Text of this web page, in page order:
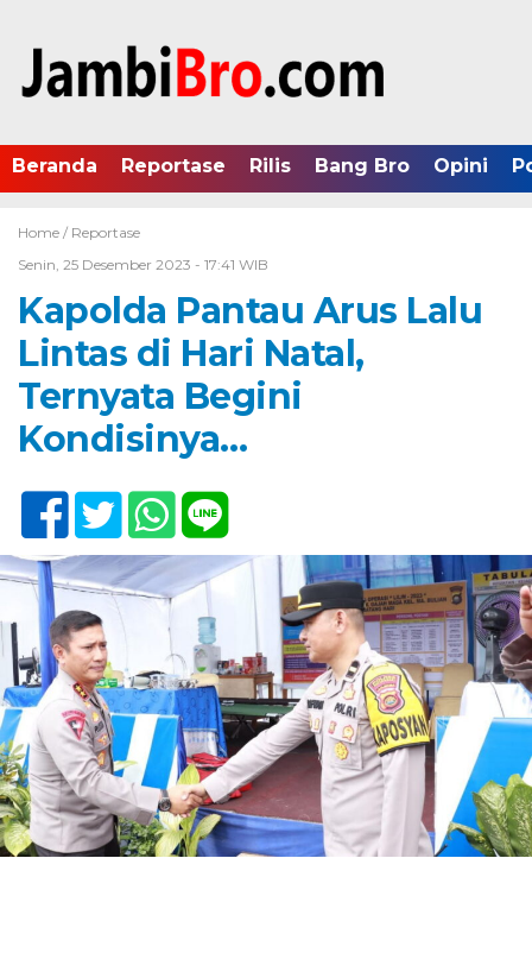
Beranda Reportase Rilis Bang Bro Opini
Home / Reportase
Senin, 25 Desember 2023 - 17:41 WIB
Kapolda Pantau Arus Lalu
Lintas di Hari Natal,
Ternyata Begini
Kondisinya…